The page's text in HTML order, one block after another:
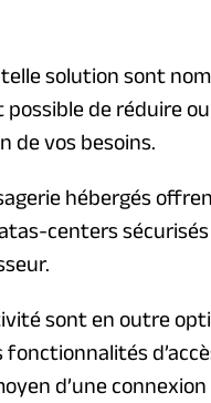
telle solution sont
possible de réduire
de vos besoins.
hébergés
centers
sont en outre
fonctionnalités
d’une